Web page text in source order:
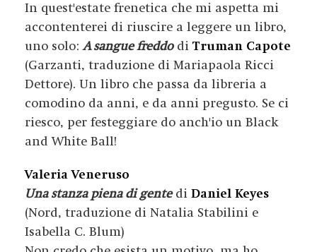
In quest'estate frenetica che mi aspetta mi
accontenterei di riuscire a leggere un libro,
uno solo:A sangue freddodi Truman Capote
(Garzanti, traduzione di Mariapaola Ricci
Dettore). Un libro che passa da libreria a
comodino da anni, e da anni pregusto. Se ci
riesco, per festeggiare do anch'io un Black
and White Ball!
Valeria Veneruso
Una stanza piena di gentedi Daniel Keyes
(Nord, traduzione di Natalia Stabilini e
Isabella C. Blum)